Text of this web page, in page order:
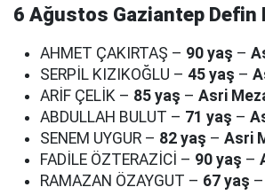
6 Ağustos Gaziantep Defin
AHMET ÇAKIRTAŞ – 90 yaş –
SERPİL KIZIKOĞLU – 45 yaş –
ARİF ÇELİK – 85 yaş – Asri
ABDULLAH BULUT – 71 yaş –
SENEM UYGUR – 82 yaş – Asri
FADİLE ÖZTERAZİCİ – 90 yaş –
RAMAZAN ÖZAYGUT – 67 yaş –